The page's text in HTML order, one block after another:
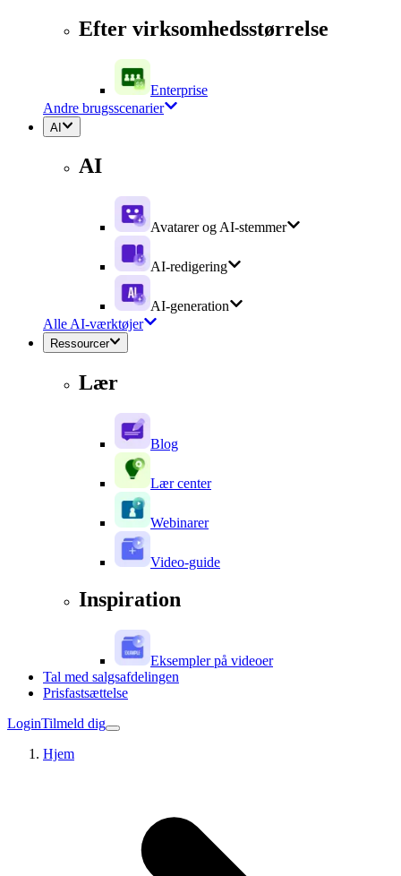
Efter virksomhedsstørrelse
Enterprise
Andre brugsscenarier
AI
AI
Avatarer og AI-stemmer
AI-redigering
AI-generation
Alle AI-værktøjer
Ressourcer
Lær
Blog
Lær center
Webinarer
Video-guide
Inspiration
Eksempler på videoer
Tal med salgsafdelingen
Prisfastsættelse
LoginTilmeld dig
Hjem